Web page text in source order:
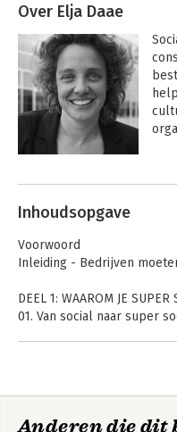
Over Elja Daae
hen
Andere boeken
pro
Inhoudsopgave
Voorwoord
Inleiding - Bedrijven
DEEL 1: WAAROM JE SUPER
01. Van social naar super
05. Facebook
Anderen die dit